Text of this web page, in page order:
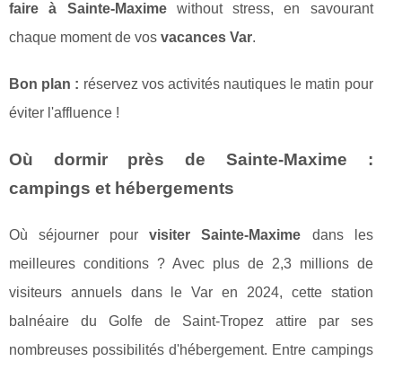
faire à Sainte-Maximewithout stress, en savourant
chaque moment de vos vacances Var.
Bon plan : réservez vos activités nautiques le matin pour
éviter l'affluence !
Où dormir près de Sainte-Maxime :
campings et hébergements
Où séjourner pourvisiter Sainte-Maxime dans les
meilleures conditions ? Avec plus de 2,3 millions de
visiteurs annuels dans le Var en 2024, cette station
balnéaire du Golfe de Saint-Tropez attire par ses
nombreuses possibilités d'hébergement. Entre campings